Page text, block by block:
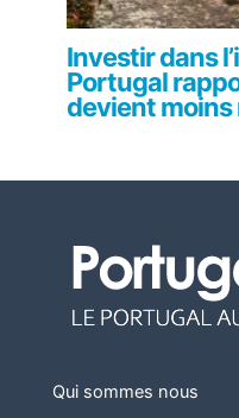
Investir dans
Portugal
devient moins
Qui sommes nous